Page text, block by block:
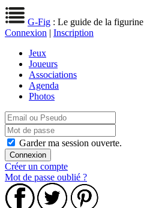
G-Fig : Le guide de la figurine
Connexion | Inscription
Jeux
Joueurs
Associations
Agenda
Photos
Garder ma session ouverte.
Créer un compte
Mot de passe oublié ?